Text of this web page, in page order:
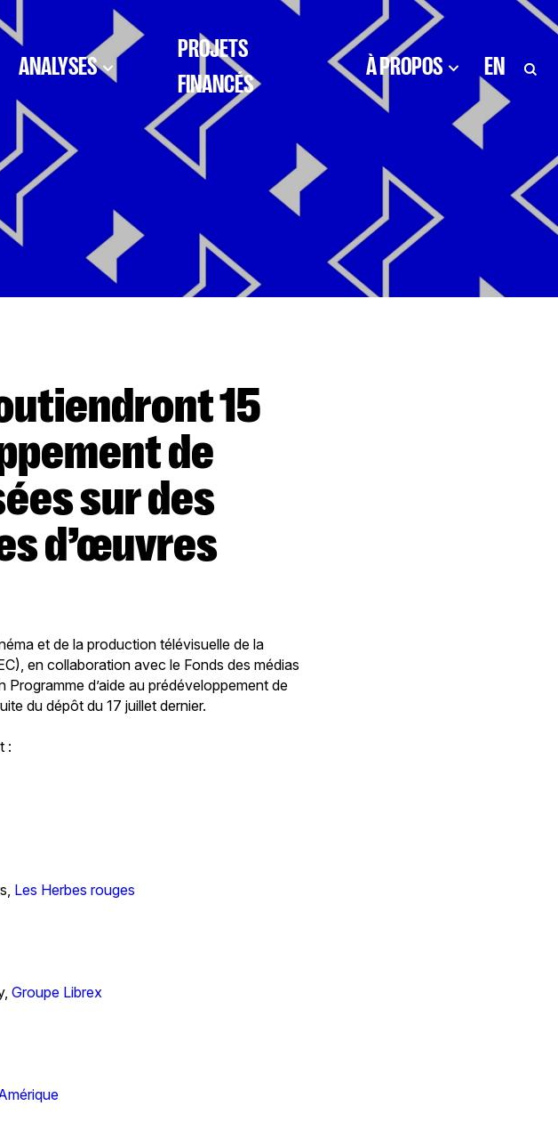
ANALYSES
PROJETS
FINANCÉS
À PROPOS EN
de
sur des
d’œuvres
et de la production télévisuelle de la
en collaboration avec le Fonds des médias
d’aide au prédéveloppement de
du dépôt du 17 juillet dernier.
:
Les Herbes rouges
Groupe Librex